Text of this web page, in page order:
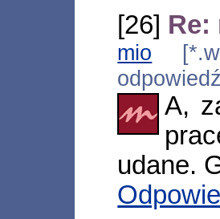
[26] Re:
mio
A,
udane.